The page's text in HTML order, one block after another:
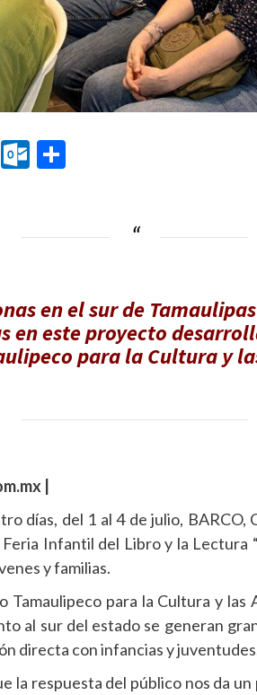
GmailOutlook.com
en el sur de
en este proyecto
para la Cultura y
|
días, del 1 al 4 de julio, BARCO,
Infantil del Libro y la Lectura
y familias.
para la Cultura y las
al sur del estado se generan
directa con infancias y
la respuesta del público nos da